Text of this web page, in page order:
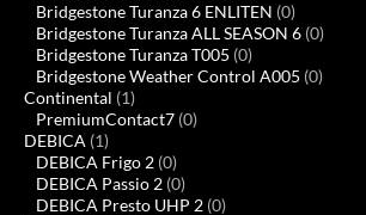
Bridgestone Turanza 6 ENLITEN (0)
Bridgestone Turanza ALL SEASON 6 (0)
Bridgestone Turanza T005 (0)
Bridgestone Weather Control A005 (0)
Continental (1)
PremiumContact7 (0)
DEBICA (1)
DEBICA Frigo 2 (0)
DEBICA Passio 2 (0)
DEBICA Presto UHP 2 (0)